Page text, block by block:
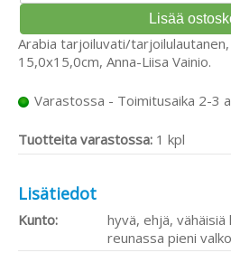
Arabia tarjoiluvati/tarjoilulautanen,
15,0x15,0cm, Anna-Liisa Vainio.
Varastossa - Toimitusaika 2-3
Tuotteita varastossa: 1 kpl
Lisätiedot
Kunto:
hyvä, ehjä,
reunassa pieni